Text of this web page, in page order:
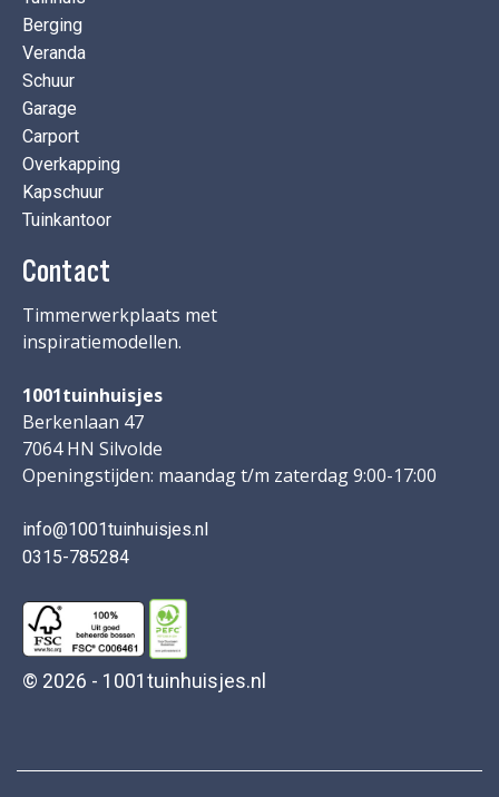
Berging
Veranda
Schuur
Garage
Carport
Overkapping
Kapschuur
Tuinkantoor
Contact
Timmerwerkplaats met
inspiratiemodellen.
1001tuinhuisjes
Berkenlaan 47
7064 HN Silvolde
Openingstijden: maandag t/m zaterdag 9:00-17:00
info@1001tuinhuisjes.nl
0315-785284
© 2026 - 1001tuinhuisjes.nl